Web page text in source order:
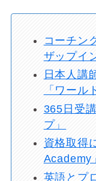
コーチン
ザップイ
日本人講
「ワール
365日受
プ」
資格取得
Academy
英語とプ